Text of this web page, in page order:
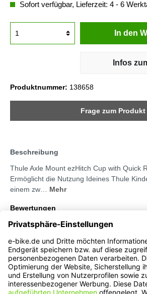
Sofort verfügbar, Lieferzeit: 4 - 6
In den
Infos
Produktnummer: 138658
Frage zum Produkt
Beschreibung
Thule Axle Mount ezHitch Cup with Quick
Ermöglicht die Nutzung Ideines Thule
einem zw… Mehr
Bewertungen
Service-Hotline
Service
Informationen